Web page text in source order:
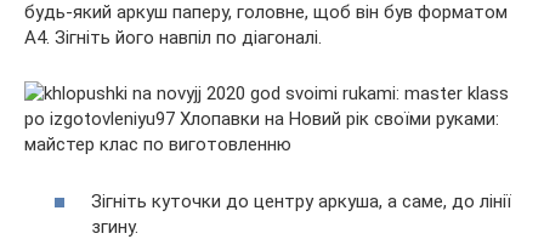
будь-який аркуш паперу, головне, щоб він був форматом
А4. Зігніть його навпіл по діагоналі.
Зігніть куточки до центру аркуша, а саме, до лінії
згину.